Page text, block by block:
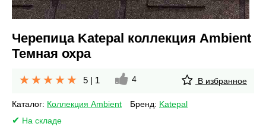
Черепица Katepal коллекция Ambient
Темная охра
5 | 1 4 В избранное
Каталог: Коллекция Ambient Бренд: Katepal
На складе